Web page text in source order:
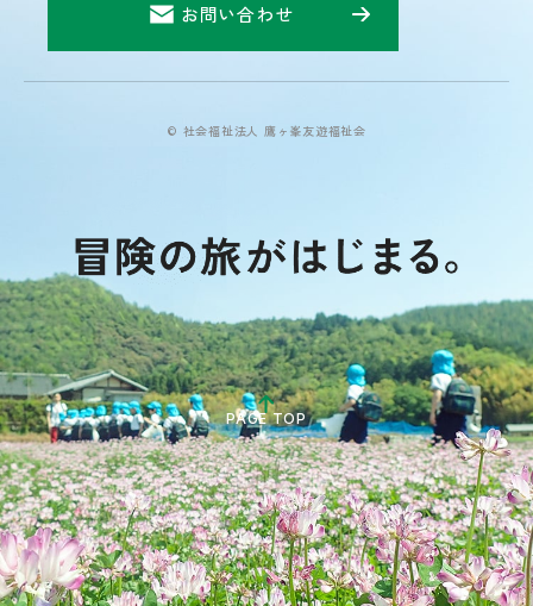
お問い合わせ
© 社会福祉法人 鷹ヶ峯友遊福祉会
PAGE TOP